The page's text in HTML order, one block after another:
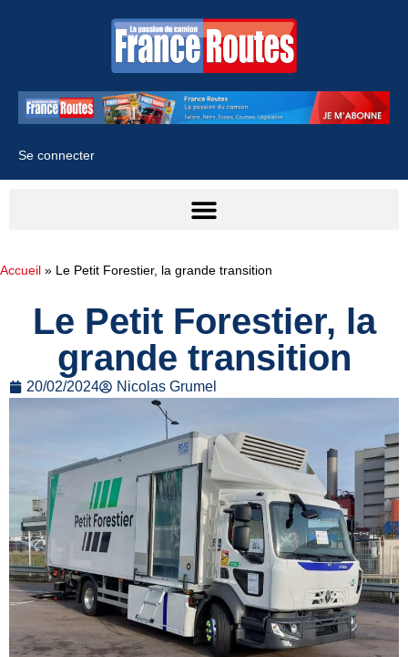
Se connecter
Accueil » Le Petit Forestier, la grande transition
Le Petit Forestier, la
grande transition
20/02/2024 Nicolas Grumel